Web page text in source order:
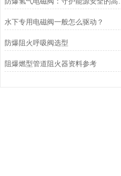
水下专用电磁阀一般怎么驱动？
防爆阻火呼吸阀选型
阻爆燃型管道阻火器资料参考